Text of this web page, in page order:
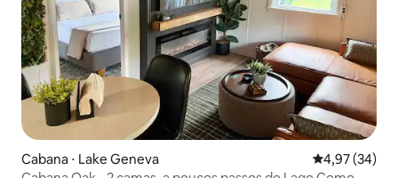
Cabana ⋅ Lake Geneva 4,97 de uma
4,97 (34)